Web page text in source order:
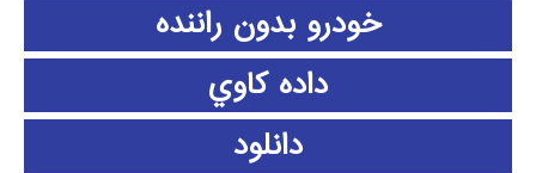
خودرو بدون راننده
داده كاوي
دانلود